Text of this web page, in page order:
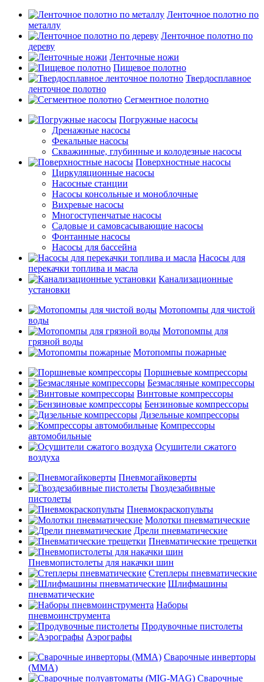
Ленточное полотно по
металлу
Ленточное полотно по
дереву
Ленточные ножи
Пищевое полотно
Твердосплавное
ленточное полотно
Сегментное полотно
Погружные насосы
Дренажные насосы
Фекальные насосы
Скважинные, глубинные и колодезные насосы
Поверхностные насосы
Циркуляционные насосы
Насосные станции
Насосы консольные и моноблочные
Вихревые насосы
Многоступенчатые насосы
Садовые и самовсасывающие насосы
Фонтанные насосы
Насосы для бассейна
Насосы для
перекачки топлива и масла
Канализационные
установки
Мотопомпы для чистой
воды
Мотопомпы для
грязной воды
Мотопомпы пожарные
Поршневые компрессоры
Безмасляные компрессоры
Винтовые компрессоры
Бензиновые компрессоры
Дизельные компрессоры
Компрессоры
автомобильные
Осушители сжатого
воздуха
Пневмогайковерты
Гвоздезабивные
пистолеты
Пневмокраскопульты
Молотки пневматические
Дрели пневматические
Пневматические трещетки
Пневмопистолеты для накачки шин
Степлеры пневматические
Шлифмашины
пневматические
Наборы
пневмоинструмента
Продувочные пистолеты
Аэрографы
Сварочные инверторы
(MMA)
Сварочные